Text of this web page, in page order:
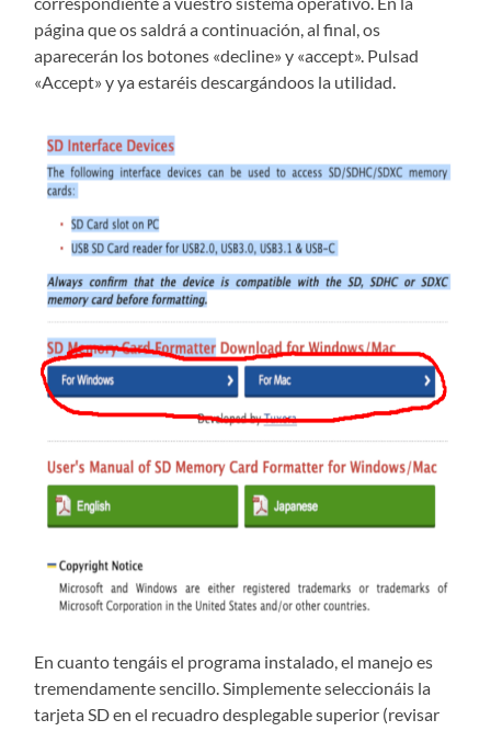
página que os saldrá a continuación, al final, os
aparecerán los botones «decline» y «accept». Pulsad
«Accept» y ya estaréis descargándoos la utilidad.
En cuanto tengáis el programa instalado, el manejo es
tremendamente sencillo. Simplemente seleccionáis la
tarjeta SD en el recuadro desplegable superior (revisar